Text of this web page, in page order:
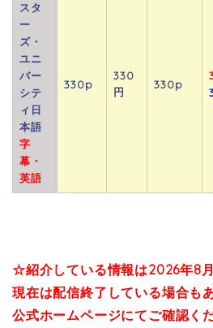
スタ
ー
ズ・
ユニ
バー
シテ
ィ日
本語
字
幕・
英語
330p
330
円
330p
☆紹介している情報は2026年8月
現在は配信終了している場合も
公式ホームページにてご確認くだ